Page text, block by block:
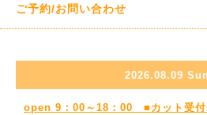
ご予約/お問い合わせ
2026.08.09
open 9：00～18：00 ■カット受付